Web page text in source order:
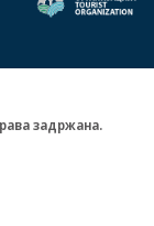
задржана.